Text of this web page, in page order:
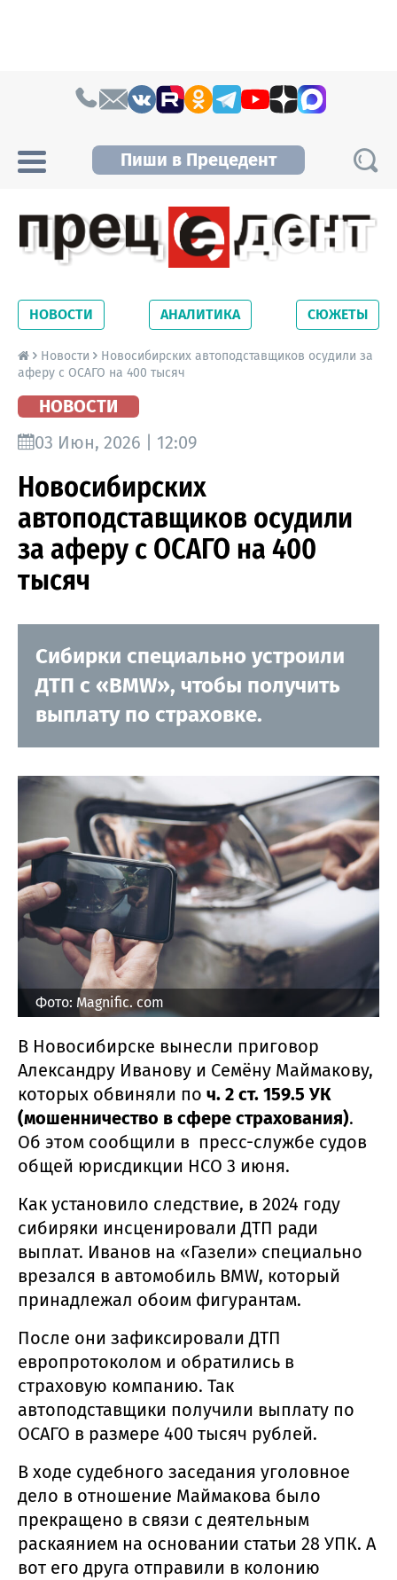
Пиши в Прецедент
Новосибирской области. Читайте свежие
новости на сайте сетевого издания
Precedent.
НОВОСТИ АНАЛИТИКА СЮЖЕТЫ
Новости
Новосибирских автоподставщиков осудили за
аферу с ОСАГО на 400 тысяч
НОВОСТИ
03 Июн, 2026 | 12:09
Новосибирских
автоподставщиков осудили
за аферу с ОСАГО на 400
тысяч
Сибирки специально устроили
ДТП с «BMW», чтобы получить
выплату по страховке.
Фото: Magnific. com
В Новосибирске вынесли приговор
Александру Иванову и Семёну Маймакову,
которых обвиняли по ч. 2 ст. 159.5 УК
(мошенничество в сфере страхования).
Об этом сообщили в пресс-службе судов
общей юрисдикции НСО 3 июня.
Как установило следствие, в 2024 году
сибиряки инсценировали ДТП ради
выплат. Иванов на «Газели» специально
врезался в автомобиль BMW, который
принадлежал обоим фигурантам.
После они зафиксировали ДТП
европротоколом и обратились в
страховую компанию. Так
автоподставщики получили выплату по
ОСАГО в размере 400 тысяч рублей.
В ходе судебного заседания уголовное
дело в отношение Маймакова было
прекращено в связи с деятельным
раскаянием на основании статьи 28 УПК. А
вот его друга отправили в колонию